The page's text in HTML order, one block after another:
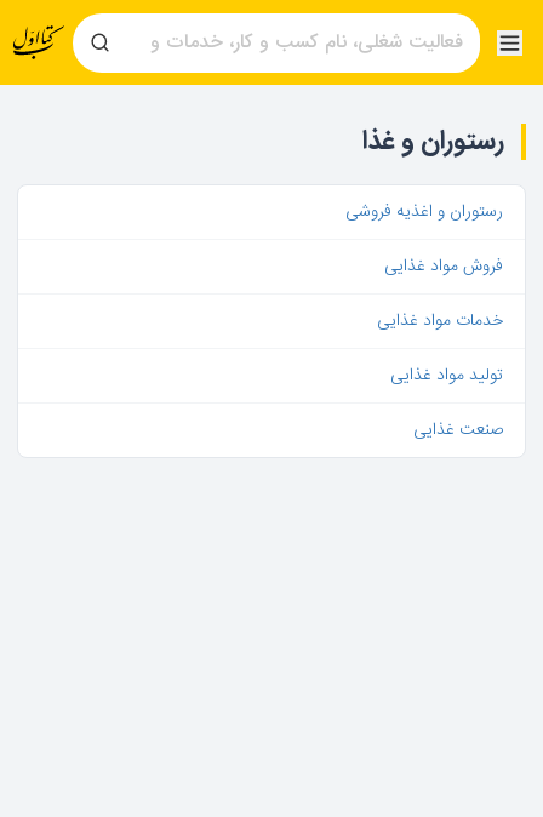
رستوران و غذا
رستوران و اغذیه فروشی
فروش مواد غذایی
خدمات مواد غذایی
تولید مواد غذایی
صنعت غذایی